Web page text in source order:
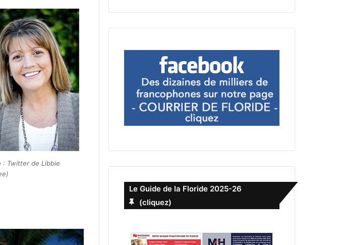
: Twitter de Libbie
Le Guide de la Floride 2025-26
(cliquez)